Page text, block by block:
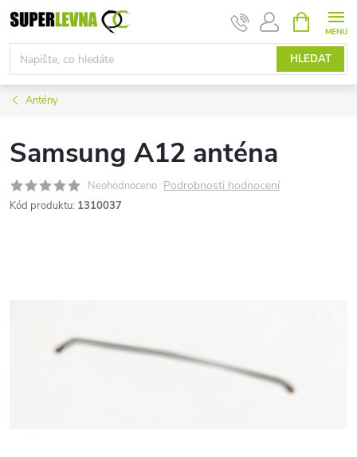
Přejít
na
obsah
HLEDAT
NÁKUPNÍ
KOŠÍK
Antény
Samsung A12 anténa
Neohodnoceno Podrobnosti hodnocení
Kód produktu: 1310037